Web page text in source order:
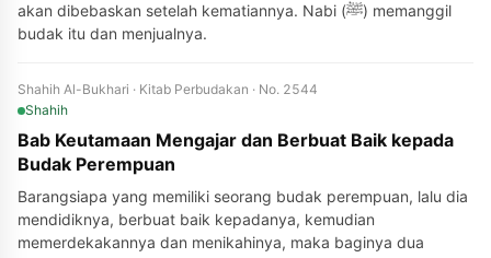
akan dibebaskan setelah kematiannya. Nabi (ﷺ) memanggil
budak itu dan menjualnya.
Shahih Al-Bukhari · Kitab Perbudakan · No. 2544
Shahih
Bab Keutamaan Mengajar dan Berbuat Baik kepada
Budak Perempuan
Barangsiapa yang memiliki seorang budak perempuan, lalu dia
mendidiknya, berbuat baik kepadanya, kemudian
memerdekakannya dan menikahinya, maka baginya dua